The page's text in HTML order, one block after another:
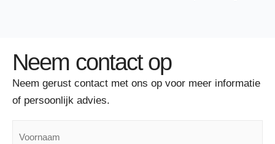
Neem contact op
Neem gerust contact met ons op voor meer informatie
of persoonlijk advies.